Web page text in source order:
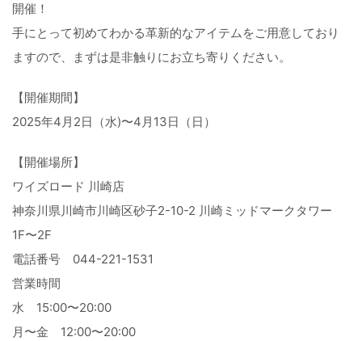
開催！
手にとって初めてわかる革新的なアイテムをご用意しており
ますので、まずは是非触りにお立ち寄りください。
【開催期間】
2025年4月2日（水)〜4月13日（日）
【開催場所】
ワイズロード 川崎店
神奈川県川崎市川崎区砂子2-10-2 川崎ミッドマークタワー
1F〜2F
電話番号 044-221-1531
営業時間
水 15:00〜20:00
月〜金 12:00〜20:00